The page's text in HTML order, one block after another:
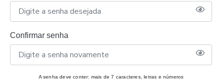
Confirmar senha
A senha deve conter: mais de 7 caracteres, letras e números